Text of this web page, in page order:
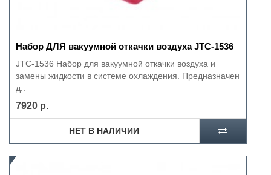
Набор ДЛЯ вакуумной откачки воздуха JTC-1536
JTC-1536 Набор для вакуумной откачки воздуха и
замены жидкости в системе охлаждения. Предназначен
д..
7920 р.
НЕТ В НАЛИЧИИ